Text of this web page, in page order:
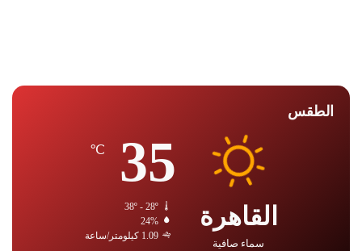
الطقس
القاهرة
سماء صافية
35
℃
38º - 28º
24%
1.09 كيلومتر/ساعة